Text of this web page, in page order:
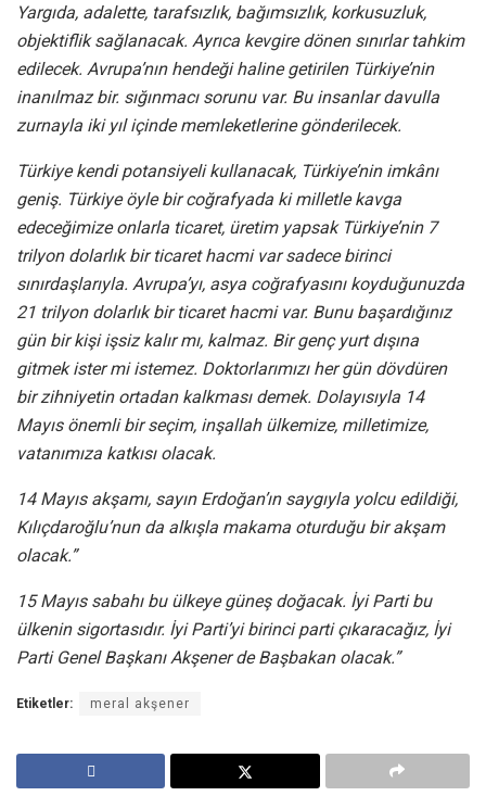
Yargıda, adalette, tarafsızlık, bağımsızlık, korkusuzluk,
objektiflik sağlanacak. Ayrıca kevgire dönen sınırlar tahkim
edilecek. Avrupa’nın hendeği haline getirilen Türkiye’nin
inanılmaz bir. sığınmacı sorunu var. Bu insanlar davulla
zurnayla iki yıl içinde memleketlerine gönderilecek.
Türkiye kendi potansiyeli kullanacak, Türkiye’nin imkânı
geniş. Türkiye öyle bir coğrafyada ki milletle kavga
edeceğimize onlarla ticaret, üretim yapsak Türkiye’nin 7
trilyon dolarlık bir ticaret hacmi var sadece birinci
sınırdaşlarıyla. Avrupa’yı, asya coğrafyasını koyduğunuzda
21 trilyon dolarlık bir ticaret hacmi var. Bunu başardığınız
gün bir kişi işsiz kalır mı, kalmaz. Bir genç yurt dışına
gitmek ister mi istemez. Doktorlarımızı her gün dövdüren
bir zihniyetin ortadan kalkması demek. Dolayısıyla 14
Mayıs önemli bir seçim, inşallah ülkemize, milletimize,
vatanımıza katkısı olacak.
14 Mayıs akşamı, sayın Erdoğan’ın saygıyla yolcu edildiği,
Kılıçdaroğlu’nun da alkışla makama oturduğu bir akşam
olacak.”
15 Mayıs sabahı bu ülkeye güneş doğacak. İyi Parti bu
ülkenin sigortasıdır. İyi Parti’yi birinci parti çıkaracağız, İyi
Parti Genel Başkanı Akşener de Başbakan olacak.”
Etiketler: meral akşener